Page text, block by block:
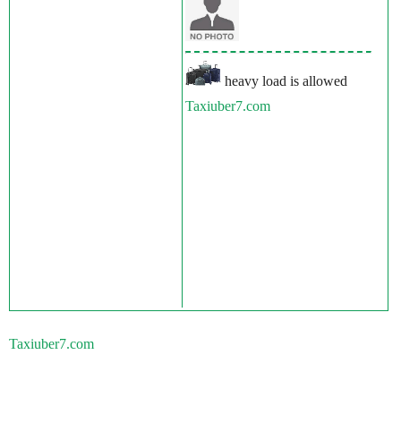
heavy load is allowed
Taxiuber7.com
Taxiuber7.com